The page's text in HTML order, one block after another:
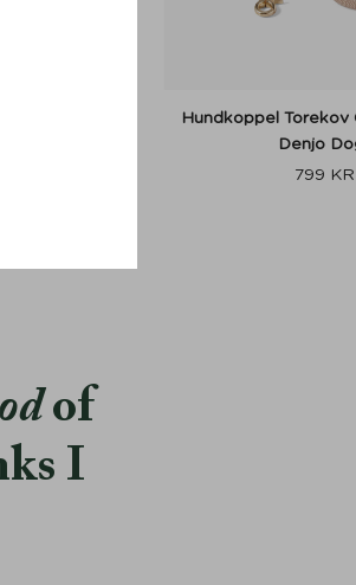
Hazel
Hundkoppel Torekov
Denjo
799 KR
of
I